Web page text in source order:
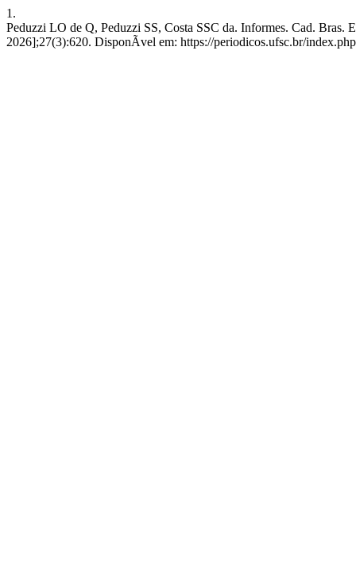
1.
Peduzzi LO de Q, Peduzzi SS, Costa SSC da. Informes. Cad.
2026];27(3):620. DisponÃ­vel em: https://periodicos.ufsc.br/